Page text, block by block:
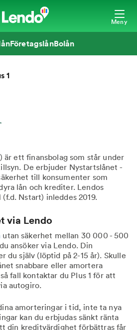
Meny
FöretagslånBolån
1
är ett finansbolag som står under
De erbjuder Nystartslånet -
till konsumenter som
lån och krediter. Lendos
Nstart) inleddes 2019.
via Lendo
utan säkerhet mellan 30 000 - 500
ansöker via Lendo. Din
du själv (löptid på 2-15 år). Skulle
snabbare eller amortera
fall kontaktar du Plus 1 för att
autogiro.
amorteringar i tid, inte ta nya
kan du erbjudas sänkt ränta
din kreditvärdighet förbättras får